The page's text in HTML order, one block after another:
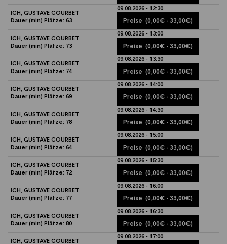
ICH, GUSTAVE COURBET
Dauer (min) Plätze: 63
09.08.2026 - 12:30
Preise (0,00€ - 33,00€)
ICH, GUSTAVE COURBET
Dauer (min) Plätze: 73
09.08.2026 - 13:00
Preise (0,00€ - 33,00€)
ICH, GUSTAVE COURBET
Dauer (min) Plätze: 74
09.08.2026 - 13:30
Preise (0,00€ - 33,00€)
ICH, GUSTAVE COURBET
Dauer (min) Plätze: 69
09.08.2026 - 14:00
Preise (0,00€ - 33,00€)
ICH, GUSTAVE COURBET
Dauer (min) Plätze: 78
09.08.2026 - 14:30
Preise (0,00€ - 33,00€)
ICH, GUSTAVE COURBET
Dauer (min) Plätze: 64
09.08.2026 - 15:00
Preise (0,00€ - 33,00€)
ICH, GUSTAVE COURBET
Dauer (min) Plätze: 72
09.08.2026 - 15:30
Preise (0,00€ - 33,00€)
ICH, GUSTAVE COURBET
Dauer (min) Plätze: 77
09.08.2026 - 16:00
Preise (0,00€ - 33,00€)
ICH, GUSTAVE COURBET
Dauer (min) Plätze: 80
09.08.2026 - 16:30
Preise (0,00€ - 33,00€)
ICH, GUSTAVE COURBET
09.08.2026 - 17:00